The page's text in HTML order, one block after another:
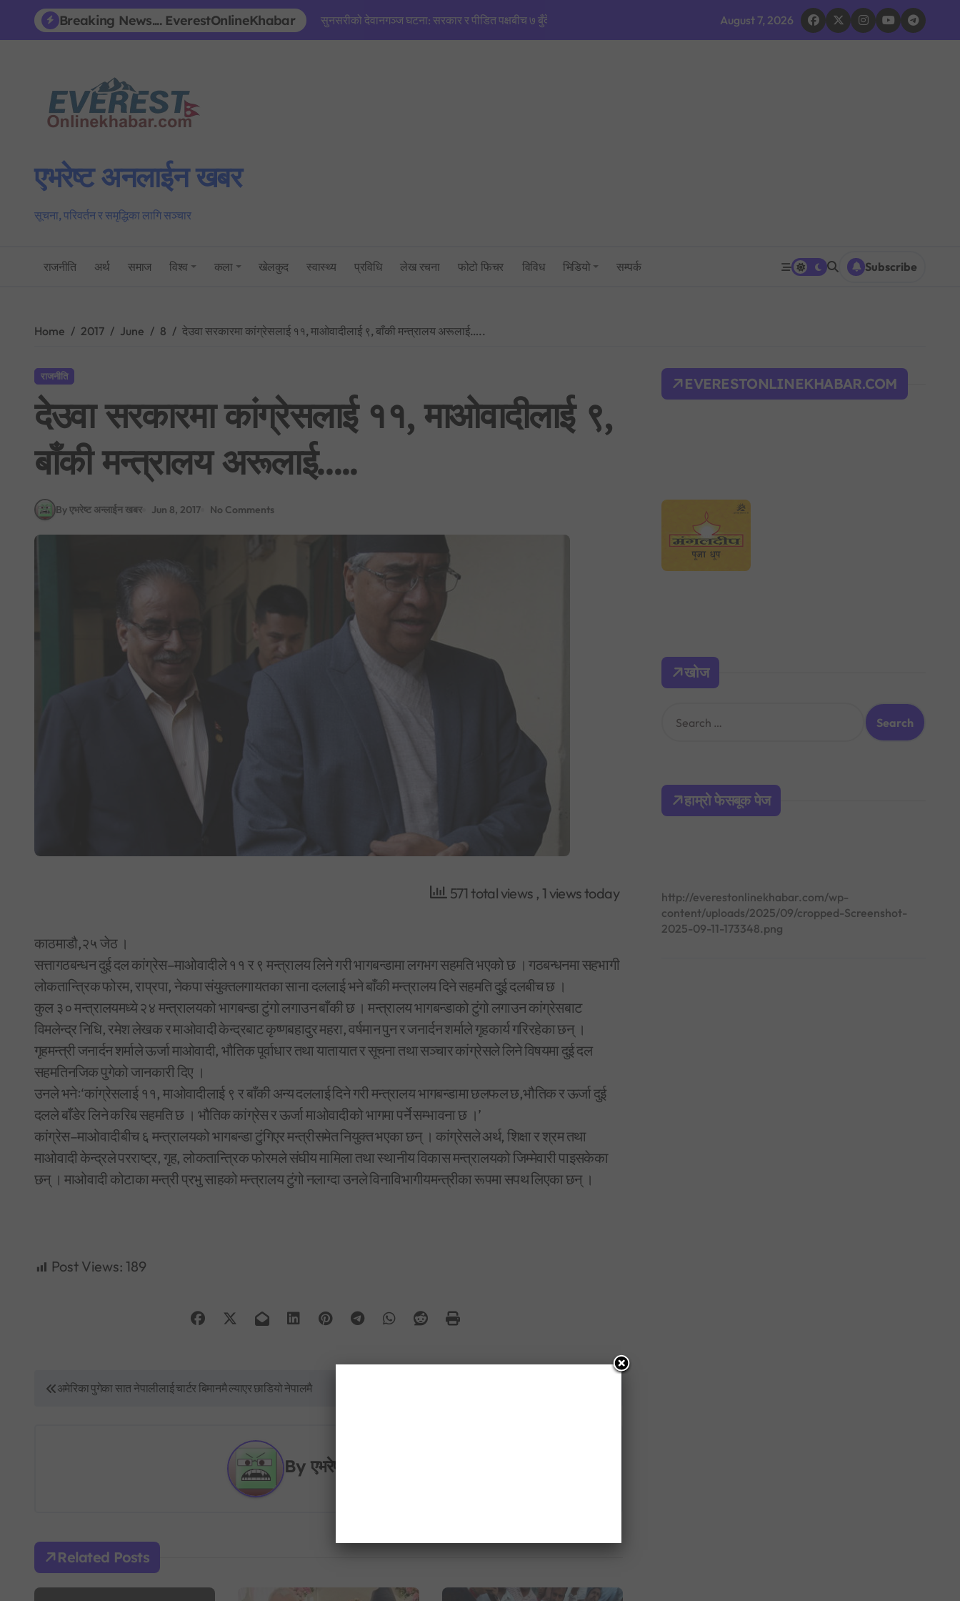
content
Breaking News.... EverestOnlineKhabar सुनसरीको देवानगञ्ज घटना: सरकार र पीडित पक्षबीच ७ बुँदे सहमति, मृतकलाई सहिद घोषणा र परिवारलाई राहत दिइने
सांसद् अरबिन्द साहविरुद्ध फेसबुकमा आक्रामक पोष्ट गर्ने अन्सारी पक्राउ
प्रधानमन्त्रीको सचिवालयबाटै अर्थ मन्त्रालय ओझेलमा: बालेन र स्वर्णिमको आन्तरिक शक्ति सङ्घर्ष सतहमा
फिफा विश्वकप २०२६: उपाधिसँगै व्यक्तिगत अवार्डमा पनि स्पेनको दबदबा, मेसीलाई ‘सिल्भर बल’ र एम्बाप्पेलाई ‘गोल्डेन बुट’
साउन १ देखि लागू हुने गरी शैक्षिक, उपचार र सेयर कारोबारसहित विभिन्न क्षेत्रमा नयाँ करका दरहरू निर्धारण
नेपाली कांग्रेस विशेष महाधिवेशन विवाद: सर्वोच्चद्वारा मुद्दा सुरुदेखि नै सुनुवाइ गर्न आदेश, पुरानो फैसला पुनरावलोकन हुने
August 7, 2026
एभरेष्ट अनलाईन खबर
सूचना, परिवर्तन र समृद्धिका लागि सञ्चार
राजनीति अर्थ समाज विश्व कला खेलकुद स्वास्थ्य प्रविधि लेख रचना फोटो फिचर विविध भिडियो सम्पर्क Subscribe
Home 2017 June 8 देउवा सरकारमा कांग्रेसलाई ११, माओवादीलाई ९, बाँकी मन्त्रालय अरूलाई…..
राजनीति
देउवा सरकारमा कांग्रेसलाई ११, माओवादीलाई ९,
बाँकी मन्त्रालय अरूलाई…..
By एभरेष्ट अन्लाईन खबर Jun 8, 2017 No Comments
571 total views , 1 views today
काठमाडौ,२५ जेठ ।
सत्तागठबन्धन दुई दल कांग्रेस–माओवादीले ११ र ९ मन्त्रालय लिने गरी भागबन्डामा लगभग सहमति भएको छ । गठबन्धनमा सहभागी
लोकतान्त्रिक फोरम, राप्रपा, नेकपा संयुक्तलगायतका साना दललाई भने बाँकी मन्त्रालय दिने सहमति दुई दलबीच छ ।
कुल ३० मन्त्रालयमध्ये २४ मन्त्रालयको भागबन्डा टुंगो लगाउन बाँकी छ । मन्त्रालय भागबन्डाको टुंगो लगाउन कांग्रेसबाट
विमलेन्द्र निधि, रमेश लेखक र माओवादी केन्द्रबाट कृष्णबहादुर महरा, वर्षमान पुन र जनार्दन शर्माले गृहकार्य गरिरहेका छन् ।
गृहमन्त्री जनार्दन शर्माले ऊर्जा माओवादी, भौतिक पूर्वाधार तथा यातायात र सूचना तथा सञ्चार कांग्रेसले लिने विषयमा दुई दल
सहमतिनजिक पुगेको जानकारी दिए ।
उनले भनेः‘कांग्रेसलाई ११, माओवादीलाई ९ र बाँकी अन्य दललाई दिने गरी मन्त्रालय भागबन्डामा छलफल छ,भौतिक र ऊर्जा दुई
दलले बाँडेर लिने करिब सहमति छ । भौतिक कांग्रेस र ऊर्जा माओवादीको भागमा पर्ने सम्भावना छ ।’
कांग्रेस–माओवादीबीच ६ मन्त्रालयको भागबन्डा टुंगिएर मन्त्रीसमेत नियुक्त भएका छन् । कांग्रेसले अर्थ, शिक्षा र श्रम तथा
माओवादी केन्द्रले परराष्ट्र, गृह, लोकतान्त्रिक फोरमले संघीय मामिला तथा स्थानीय विकास मन्त्रालयको जिम्मेवारी पाइसकेका
छन् । माओवादी कोटाका मन्त्री प्रभु साहको मन्त्रालय टुंगो नलाग्दा उनले विनाविभागीयमन्त्रीका रूपमा सपथ लिएका छन् ।
Post Views: 189
P
v
i
अमेरिका पुगेका सात नेपालीलाई चार्टर बिमानमै ल्याएर छाडियो नेपालमै
By एभरेष्ट अन्लाईन खबर
Related Posts
EVERESTONLINEKHABAR.COM
खोज
h
o
हाम्रो फेसबूक पेज
http://everestonlinekhabar.com/wp-
content/uploads/2025/09/cropped-Screenshot-
2025-09-11-173348.png